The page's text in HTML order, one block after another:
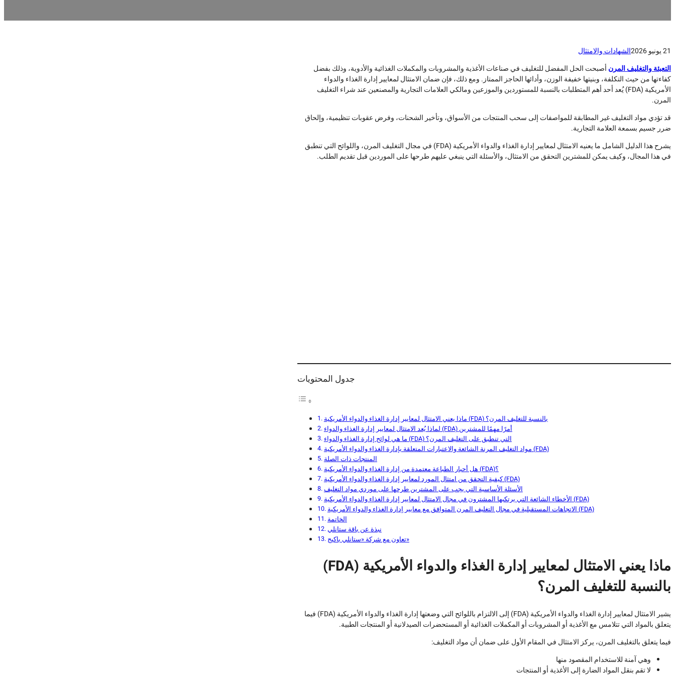
21 يونيو 2026
الشهادات والامتثال
التعبئة والتغليف المرن أصبحت الحل المفضل للتغليف في صناعات الأغذية والمشروبات والمكملات الغذائية والأدوية، وذلك بفضل
كفاءتها من حيث التكلفة، وبنيتها خفيفة الوزن، وأدائها الحاجز الممتاز. ومع ذلك، فإن ضمان الامتثال لمعايير إدارة الغذاء والدواء
الأمريكية (FDA) يُعد أحد أهم المتطلبات بالنسبة للمستوردين والموزعين ومالكي العلامات التجارية والمصنعين عند شراء التغليف
المرن.
قد تؤدي مواد التغليف غير المطابقة للمواصفات إلى سحب المنتجات من الأسواق، وتأخير الشحنات، وفرض عقوبات تنظيمية، وإلحاق
ضرر جسيم بسمعة العلامة التجارية.
يشرح هذا الدليل الشامل ما يعنيه الامتثال لمعايير إدارة الغذاء والدواء الأمريكية (FDA) في مجال التغليف المرن، واللوائح التي تنطبق
في هذا المجال، وكيف يمكن للمشترين التحقق من الامتثال، والأسئلة التي ينبغي عليهم طرحها على الموردين قبل تقديم الطلب.
جدول المحتويات
ماذا يعني الامتثال لمعايير إدارة الغذاء والدواء الأمريكية (FDA) بالنسبة للتغليف المرن؟
لماذا يُعد الامتثال لمعايير إدارة الغذاء والدواء (FDA) أمرًا مهمًا للمشترين
ما هي لوائح إدارة الغذاء والدواء (FDA) التي تنطبق على التغليف المرن؟
مواد التغليف المرنة الشائعة والاعتبارات المتعلقة بإدارة الغذاء والدواء الأمريكية (FDA)
المنتجات ذات الصلة
هل أحبار الطباعة معتمدة من إدارة الغذاء والدواء الأمريكية (FDA)؟
كيفية التحقق من امتثال المورد لمعايير إدارة الغذاء والدواء الأمريكية (FDA)
الأسئلة الأساسية التي يجب على المشترين طرحها على موردي مواد التغليف
الأخطاء الشائعة التي يرتكبها المشترون في مجال الامتثال لمعايير إدارة الغذاء والدواء الأمريكية (FDA)
الاتجاهات المستقبلية في مجال التغليف المرن المتوافق مع معايير إدارة الغذاء والدواء الأمريكية (FDA)
الخاتمة
نبذة عن باقة ستانلي
تعاون مع شركة «ستانلي باكيج»
ماذا يعني الامتثال لمعايير إدارة الغذاء والدواء الأمريكية (FDA)
بالنسبة للتغليف المرن؟
يشير الامتثال لمعايير إدارة الغذاء والدواء الأمريكية (FDA) إلى الالتزام باللوائح التي وضعتها إدارة الغذاء والدواء الأمريكية (FDA) فيما
يتعلق بالمواد التي تتلامس مع الأغذية أو المشروبات أو المكملات الغذائية أو المستحضرات الصيدلانية أو المنتجات الطبية.
فيما يتعلق بالتغليف المرن، يركز الامتثال في المقام الأول على ضمان أن مواد التغليف:
وهي آمنة للاستخدام المقصود منها
لا تقم بنقل المواد الضارة إلى الأغذية أو المنتجات